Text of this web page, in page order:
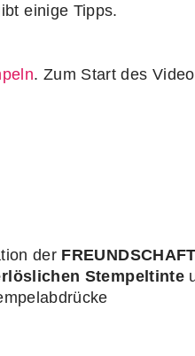
einige Tipps.
. Zum Start des
der
Stempeltinte